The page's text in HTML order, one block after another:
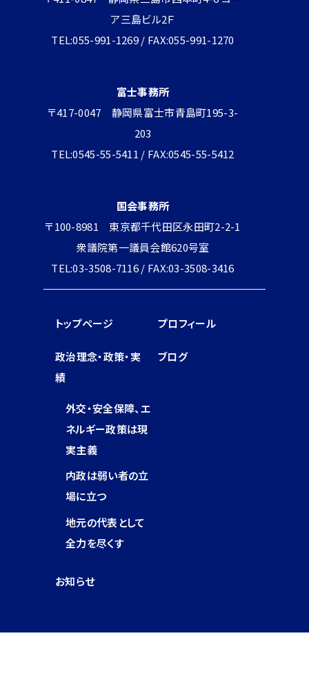
ア三島ビル2Ｆ
TEL:055-991-1269 / FAX:055-991-1270
富士事務所
〒417-0047 静岡県富士市青島町195-3-
203
TEL:0545-55-5411 / FAX:0545-55-5412
国会事務所
〒100-8981 東京都千代田区永田町2-2-1
衆議院第一議員会館620号室
TEL:03-3508-7116 / FAX:03-3508-3416
トップページ プロフィール
政治理念・政策・実
績
外交・安全保障、エ
ネルギー政策は現
実主義
内政は弱い者の立
場に立つ
地元の代表として
全力を尽くす
ブログ
お知らせ